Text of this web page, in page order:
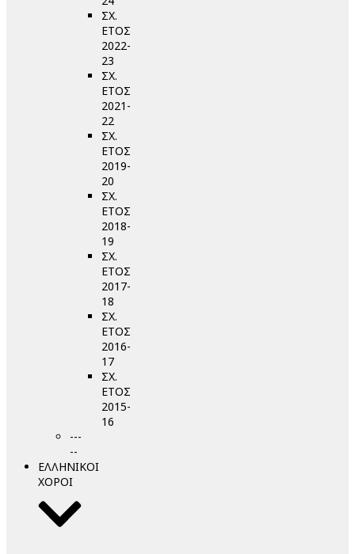
ΣΧ.
ΕΤΟΣ
2022-
23
ΣΧ.
ΕΤΟΣ
2021-
22
ΣΧ.
ΕΤΟΣ
2019-
20
ΣΧ.
ΕΤΟΣ
2018-
19
ΣΧ.
ΕΤΟΣ
2017-
18
ΣΧ.
ΕΤΟΣ
2016-
17
ΣΧ.
ΕΤΟΣ
2015-
16
---
--
ΕΛΛΗΝΙΚΟΙ
ΧΟΡΟΙ